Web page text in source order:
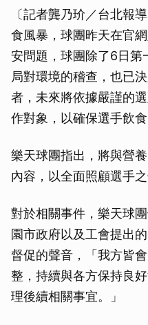
〔記者龔乃玠／台北報
食風暴，球團昨天在官
安問題，球團除了6日第
局對環境的稽查，也已
者，未來將依據嚴謹的
作對象，以確保選手飲食
樂天球團指出，將與營
內容，以全面照顧選手之
對於相關事件，樂天球
園市政府以及工會提出
督促的聲音，「我方皆
整，持續與各方保持良
理後續相關事宜。」